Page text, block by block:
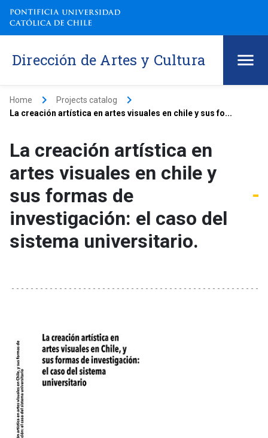
Dirección de Artes y Cultura
Home keyboard_arrow_right Projects catalog keyboard_arrow_right
La creación artística en artes visuales en chile y sus fo...
La creación artística en
artes visuales en chile y
sus formas de
investigación: el caso del
sistema universitario.